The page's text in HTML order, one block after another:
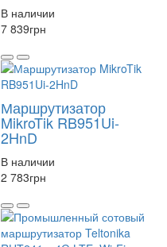
В наличии
7 839грн
Маршрутизатор
MikroTik RB951Ui-
2HnD
В наличии
2 783грн